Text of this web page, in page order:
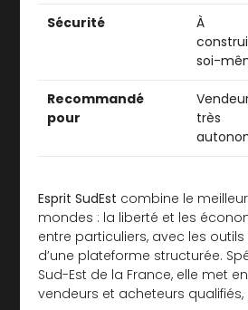
Sécurité
À
soi-
Recommandé
pour
très
Esprit SudEst combine le
mondes : la liberté et les
entre particuliers, avec les
d’une plateforme structurée.
Sud-Est de la France, elle met
vendeurs et acheteurs